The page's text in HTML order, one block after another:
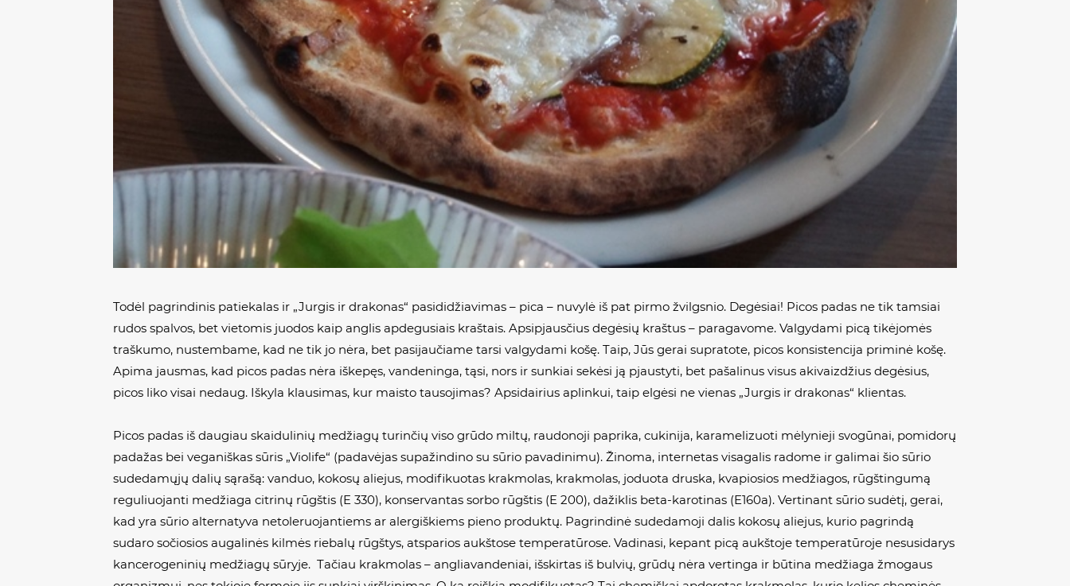
Todėl pagrindinis patiekalas ir „Jurgis ir drakonas“ pasididžiavimas – pica – nuvylė iš pat pirmo žvilgsnio. Degėsiai! Picos padas ne tik tamsiai
rudos spalvos, bet vietomis juodos kaip anglis apdegusiais kraštais. Apsipjausčius degėsių kraštus – paragavome. Valgydami picą tikėjomės
traškumo, nustembame, kad ne tik jo nėra, bet pasijaučiame tarsi valgydami košę. Taip, Jūs gerai supratote, picos konsistencija priminė košę.
Apima jausmas, kad picos padas nėra iškepęs, vandeninga, tąsi, nors ir sunkiai sekėsi ją pjaustyti, bet pašalinus visus akivaizdžius degėsius,
picos liko visai nedaug. Iškyla klausimas, kur maisto tausojimas? Apsidairius aplinkui, taip elgėsi ne vienas „Jurgis ir drakonas“ klientas.
Picos padas iš daugiau skaidulinių medžiagų turinčių viso grūdo miltų, raudonoji paprika, cukinija, karamelizuoti mėlynieji svogūnai, pomidorų
padažas bei veganiškas sūris „Violife“ (padavėjas supažindino su sūrio pavadinimu). Žinoma, internetas visagalis radome ir galimai šio sūrio
sudedamųjų dalių sąrašą: vanduo, kokosų aliejus, modifikuotas krakmolas, krakmolas, joduota druska, kvapiosios medžiagos, rūgštingumą
reguliuojanti medžiaga citrinų rūgštis (E 330), konservantas sorbo rūgštis (E 200), dažiklis beta-karotinas (E160a). Vertinant sūrio sudėtį, gerai,
kad yra sūrio alternatyva netoleruojantiems ar alergiškiems pieno produktų. Pagrindinė sudedamoji dalis kokosų aliejus, kurio pagrindą
sudaro sočiosios augalinės kilmės riebalų rūgštys, atsparios aukštose temperatūrose. Vadinasi, kepant picą aukštoje temperatūroje nesusidarys
kancerogeninių medžiagų sūryje. Tačiau krakmolas – angliavandeniai, išskirtas iš bulvių, grūdų nėra vertinga ir būtina medžiaga žmogaus